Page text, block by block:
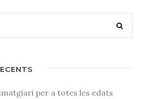
imatgiari per a totes les edats